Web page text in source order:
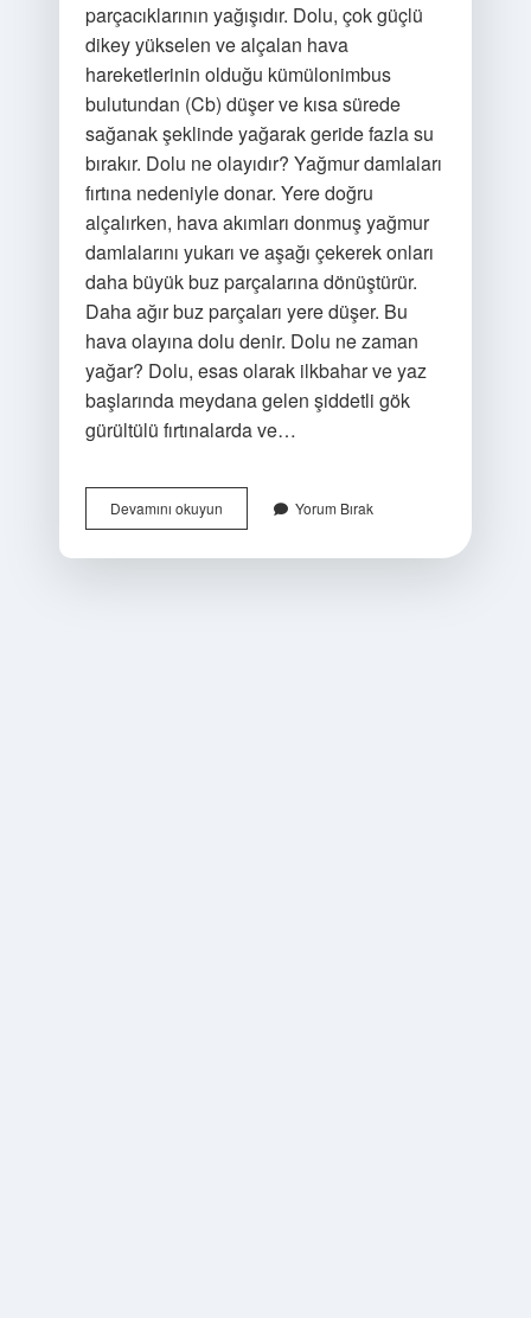
parçacıklarının yağışıdır. Dolu, çok güçlü
dikey yükselen ve alçalan hava
hareketlerinin olduğu kümülonimbus
bulutundan (Cb) düşer ve kısa sürede
sağanak şeklinde yağarak geride fazla su
bırakır. Dolu ne olayıdır? Yağmur damlaları
fırtına nedeniyle donar. Yere doğru
alçalırken, hava akımları donmuş yağmur
damlalarını yukarı ve aşağı çekerek onları
daha büyük buz parçalarına dönüştürür.
Daha ağır buz parçaları yere düşer. Bu
hava olayına dolu denir. Dolu ne zaman
yağar? Dolu, esas olarak ilkbahar ve yaz
başlarında meydana gelen şiddetli gök
gürültülü fırtınalarda ve…
Devamını okuyunDolu
Neyin
Yorum Bırak